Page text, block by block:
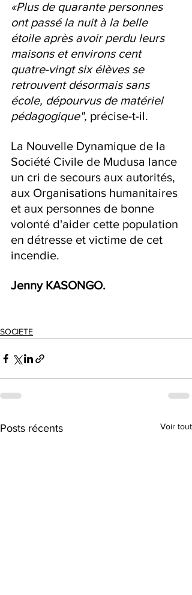
«Plus de quarante personnes
ont passé la nuit à la belle
étoile après avoir perdu leurs
maisons et environs cent
quatre-vingt six élèves se
retrouvent désormais sans
école, dépourvus de matériel
pédagogique", précise-t-il.
La Nouvelle Dynamique de la
Société Civile de Mudusa lance
un cri de secours aux autorités,
aux Organisations humanitaires
et aux personnes de bonne
volonté d'aider cette population
en détresse et victime de cet
incendie.
Jenny KASONGO.
SOCIETE
Posts récents Voir tout